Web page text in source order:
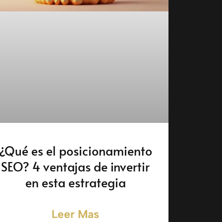
es el posicionamiento
SEO? 4 ventajas de invertir
en esta estrategia
Leer Mas